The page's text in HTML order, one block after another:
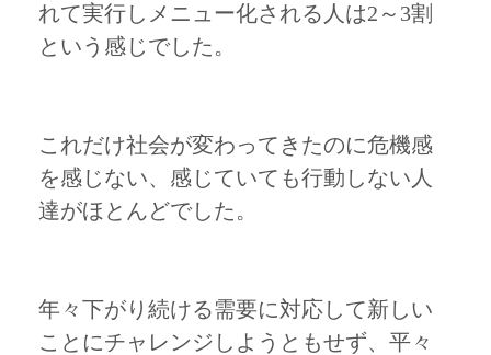
れて実行しメニュー化される人は2～3割
という感じでした。
これだけ社会が変わってきたのに危機感
を感じない、感じていても行動しない人
達がほとんどでした。
年々下がり続ける需要に対応して新しい
ことにチャレンジしようともせず、平々